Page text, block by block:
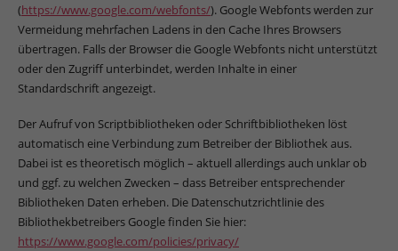
(https://www.google.com/webfonts/). Google Webfonts werden zur
Vermeidung mehrfachen Ladens in den Cache Ihres Browsers
übertragen. Falls der Browser die Google Webfonts nicht unterstützt
oder den Zugriff unterbindet, werden Inhalte in einer
Standardschrift angezeigt.
Der Aufruf von Scriptbibliotheken oder Schriftbibliotheken löst
automatisch eine Verbindung zum Betreiber der Bibliothek aus.
Dabei ist es theoretisch möglich – aktuell allerdings auch unklar ob
und ggf. zu welchen Zwecken – dass Betreiber entsprechender
Bibliotheken Daten erheben. Die Datenschutzrichtlinie des
Bibliothekbetreibers Google finden Sie hier:
https://www.google.com/policies/privacy/